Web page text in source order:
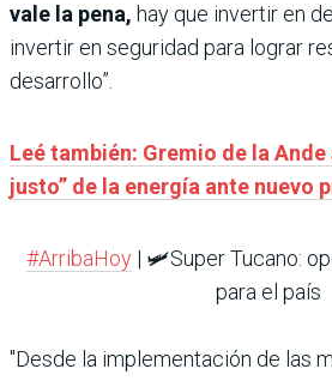
vale la pena, hay que invertir en
invertir en seguridad para lograr
desarrollo”.
Leé también: Gremio de la
justo” de la energía ante nuevo
#ArribaHoy| 🛩️Super Tucano:
para el país
"Desde la implementación de las